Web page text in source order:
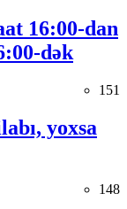
16:00-dan
dək
151
yoxsa
148